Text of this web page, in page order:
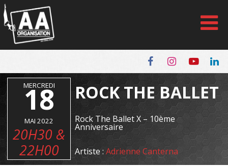
Panneau de gestion des cookies
MERCREDI
18
MAI 2022
20H30 &
22H00
ROCK THE BALLET
Rock The Ballet X – 10ème
Anniversaire
Artiste :Adrienne Canterna